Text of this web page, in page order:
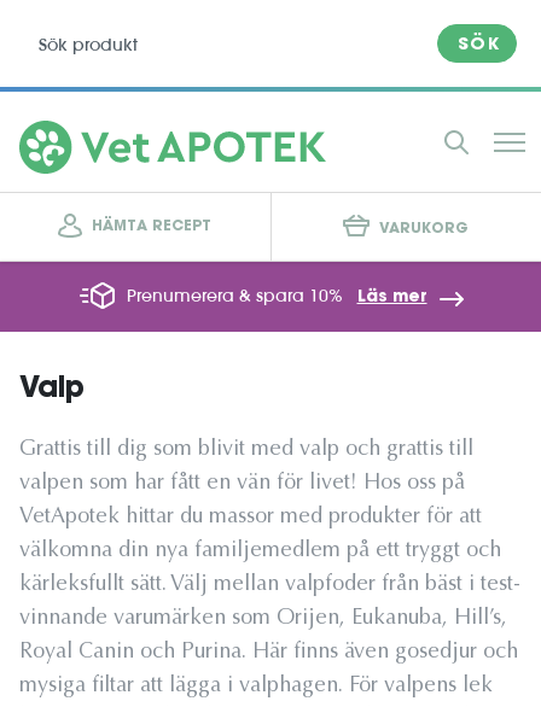
SÖK
HÄMTA RECEPT VARUKORG
Prenumerera & spara 10% Läs mer
Valp
Grattis till dig som blivit med valp och grattis till
valpen som har fått en vän för livet! Hos oss på
VetApotek hittar du massor med produkter för att
välkomna din nya familjemedlem på ett tryggt och
kärleksfullt sätt. Välj mellan valpfoder från bäst i test-
vinnande varumärken som Orijen, Eukanuba, Hill’s,
Royal Canin och Purina. Här finns även gosedjur och
mysiga filtar att lägga i valphagen. För valpens lek